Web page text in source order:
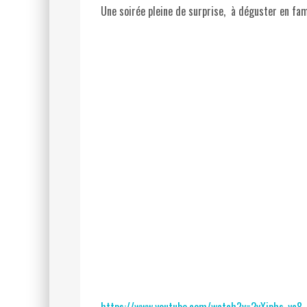
Une soirée pleine de surprise, à déguster en